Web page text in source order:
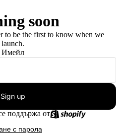
soon
to be the first to know when we
launch.
Имейл
Sign up
поддържа от
с парола